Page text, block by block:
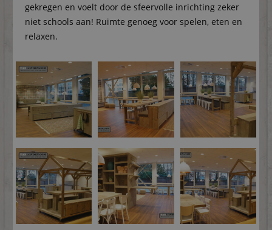
gekregen en voelt door de sfeervolle inrichting zeker
niet schools aan! Ruimte genoeg voor spelen, eten en
relaxen.